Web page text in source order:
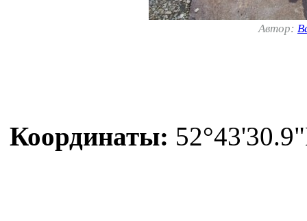
Автор:
Координаты: